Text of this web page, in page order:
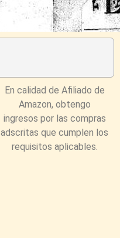
En calidad de Afiliado de
Amazon, obtengo
ingresos por las compras
adscritas que cumplen los
requisitos aplicables.